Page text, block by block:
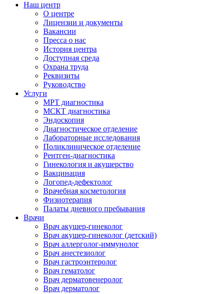
Наш центр
О центре
Лицензии и документы
Вакансии
Пресса о нас
История центра
Доступная среда
Охрана труда
Реквизиты
Руководство
Услуги
МРТ диагностика
МСКТ диагностика
Эндоскопия
Диагностическое отделение
Лабораторные исследования
Поликлиническое отделение
Рентген-диагностика
Гинекология и акушерство
Вакцинация
Логопед-дефектолог
Врачебная косметология
Физиотерапия
Палаты дневного пребывания
Врачи
Врач акушер-гинеколог
Врач акушер-гинеколог (детский)
Врач аллерголог-иммунолог
Врач анестезиолог
Врач гастроэнтеролог
Врач гематолог
Врач дерматовенеролог
Врач дерматолог